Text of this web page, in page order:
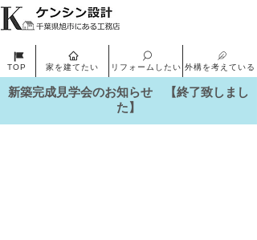
TOP 家を建てたい リフォームしたい 外構を考えている
新築完成見学会のお知らせ 【終了致しまし
た】